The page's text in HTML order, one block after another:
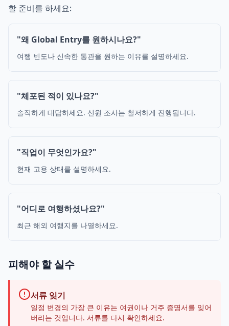
할 준비를 하세요:
"왜 Global Entry를 원하시나요?"
여행 빈도나 신속한 통관을 원하는 이유를 설명하세요.
"체포된 적이 있나요?"
솔직하게 대답하세요. 신원 조사는 철저하게 진행됩니다.
"직업이 무엇인가요?"
현재 고용 상태를 설명하세요.
"어디로 여행하셨나요?"
최근 해외 여행지를 나열하세요.
피해야 할 실수
서류 잊기
일정 변경의 가장 큰 이유는 여권이나 거주 증명서를 잊어
버리는 것입니다. 서류를 다시 확인하세요.